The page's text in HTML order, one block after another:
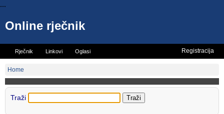
...
Online rječnik
Rječnik Linkovi Oglasi Registracija
Home
Traži